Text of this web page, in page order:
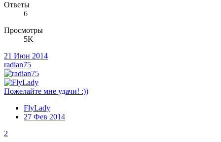
Ответы
6
Просмотры
5K
21 Июн 2014
radian75
Пожелайте мне удачи! :))
FlyLady
27 Фев 2014
2